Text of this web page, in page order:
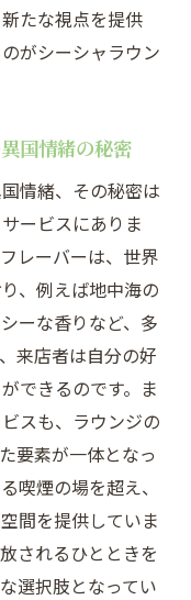
日常を忘れる特
シャラウンジ
る渋谷での非日
もたらす異国の
谷の異文化交流
楽しむ多彩なフ
異文化交流の
渋谷のシーシャ
文化を感じる方
たな視点を提供
がシーシャラウン
国情緒の秘密
情緒、その秘密は
ービスにありま
レーバーは、世界
、例えば地中海の
ーな香りなど、多
来店者は自分の好
できるのです。ま
スも、ラウンジの
要素が一体となっ
喫煙の場を超え、
間を提供していま
されるひとときを
選択肢となってい